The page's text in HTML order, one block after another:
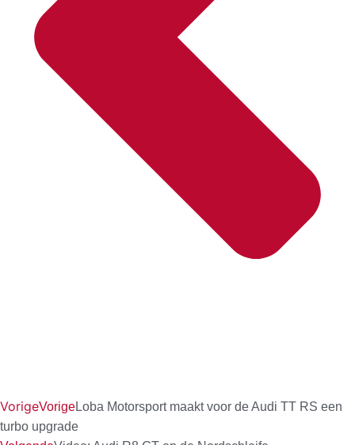
VorigeVorigeLoba Motorsport maakt voor de Audi TT RS een
turbo upgrade